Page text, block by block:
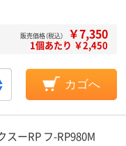
販売価格（税込） ￥7,350
1個あたり ￥2,450
カゴへ
スーRP フ-RP980M